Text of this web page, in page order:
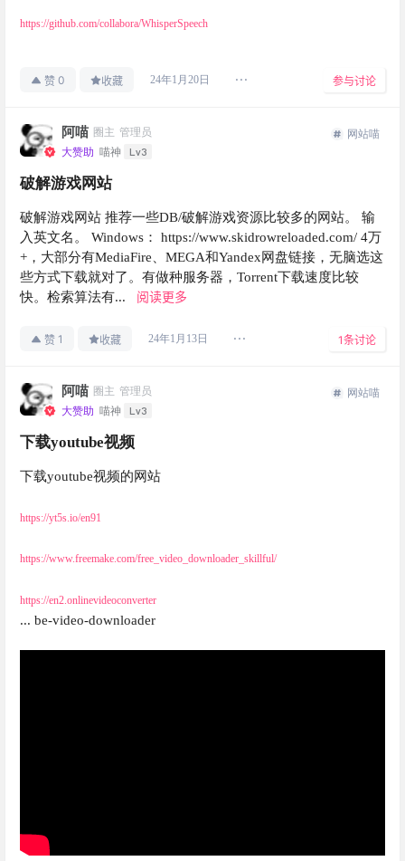
https://github.com/collabora/WhisperSpeech
赞 0 收藏 24年1月20日 参与讨论
阿喵 圈主 管理员
大赞助 喵神 Lv3
网站喵
破解游戏网站
破解游戏网站 推荐一些DB/破解游戏资源比较多的网站。 输
入英文名。 Windows： https://www.skidrowreloaded.com/ 4万
+，大部分有MediaFire、MEGA和Yandex网盘链接，无脑选这
些方式下载就对了。有做种服务器，Torrent下载速度比较
快。检索算法有... 阅读更多
赞 1 收藏 24年1月13日 1条讨论
阿喵 圈主 管理员
大赞助 喵神 Lv3
网站喵
下载youtube视频
下载youtube视频的网站
https://yt5s.io/en91
https://www.freemake.com/free_video_downloader_skillful/
https://en2.onlinevideoconverter
... be-video-downloader